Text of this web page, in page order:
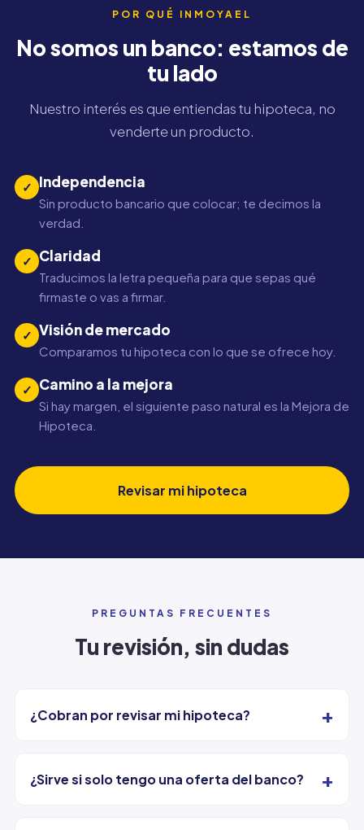
POR QUÉ INMOYAEL
No somos un banco: estamos de
tu lado
Nuestro interés es que entiendas tu hipoteca, no
venderte un producto.
✓ Independencia
Sin producto bancario que colocar; te decimos la
verdad.
✓ Claridad
Traducimos la letra pequeña para que sepas qué
firmaste o vas a firmar.
✓ Visión de mercado
Comparamos tu hipoteca con lo que se ofrece hoy.
✓ Camino a la mejora
Si hay margen, el siguiente paso natural es la Mejora de
Hipoteca.
Revisar mi hipoteca
PREGUNTAS FRECUENTES
Tu revisión, sin dudas
¿Cobran por revisar mi hipoteca? +
¿Sirve si solo tengo una oferta del banco? +